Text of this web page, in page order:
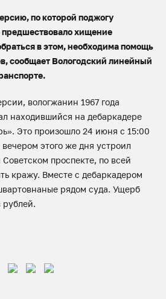
по которой поджогу
предшествовало хищение
в этом, необходима помощь
сообщает Вологодский линейный
вологжанин 1967 года
находившийся на дебаркадере
Это произошло 24 июня с 15:00
этого же дня устроил
проспекте, по всей
кражу. Вместе с дебаркадером
рядом суда. Ущерб
рублей.